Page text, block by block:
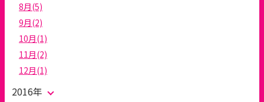
8月(5)
9月(2)
10月(1)
11月(2)
12月(1)
2016年